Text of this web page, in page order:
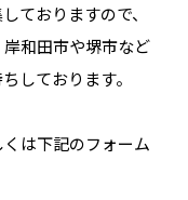
ておりますので、
和田市や堺市など
しております。
は下記のフォーム